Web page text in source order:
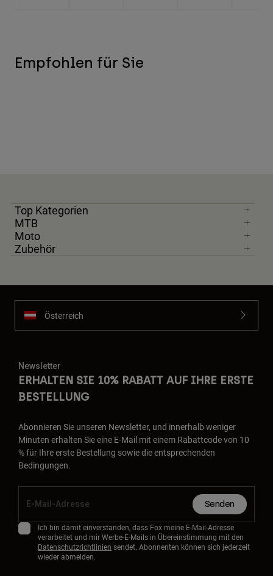
Empfohlen für Sie
Top Kategorien
MTB
Moto
Zubehör
Österreich
Newsletter
ERHALTEN SIE 10% RABATT AUF IHRE ERSTE
BESTELLUNG
Abonnieren Sie unseren Newsletter, und innerhalb weniger
Minuten erhalten Sie eine E-Mail mit einem Rabattcode von 10
% für Ihre erste Bestellung sowie die entsprechenden
Bedingungen.
Senden
Ich bin damit einverstanden, dass Fox meine E-Mail-Adresse
verarbeitet und mir Werbe-E-Mails in Übereinstimmung mit den
Datenschutzrichtlinien sendet. Abonnenten können sich jederzeit
wieder abmelden.